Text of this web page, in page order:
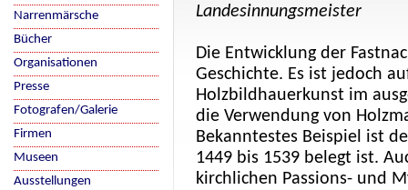
Landesinnungsmeister
Die Entwicklung der
Geschichte. Es ist jedoch
Holzbildhauerkunst im
die Verwendung von
Bekanntestes Beispiel ist
1449 bis 1539 belegt ist.
kirchlichen Passions- und
Narrenmärsche
Bücher
Organisationen
Presse
Fotografen/Galerie
Firmen
Museen
Ausstellungen